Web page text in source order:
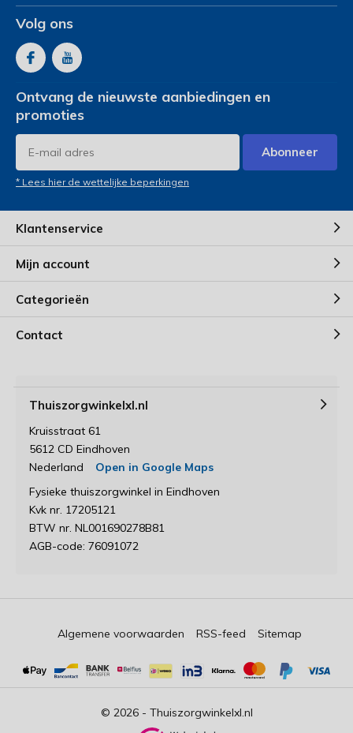
Volg ons
Ontvang de nieuwste aanbiedingen en
promoties
Abonneer
* Lees hier de wettelijke beperkingen
Klantenservice
Mijn account
Categorieën
Contact
Thuiszorgwinkelxl.nl
Kruisstraat 61
5612 CD Eindhoven
Nederland
Open in Google Maps
Fysieke thuiszorgwinkel in Eindhoven
Kvk nr. 17205121
BTW nr. NL001690278B81
AGB-code: 76091072
© 2026 - Thuiszorgwinkelxl.nl
Algemene voorwaarden RSS-feed Sitemap